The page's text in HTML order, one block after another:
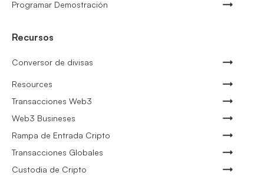
Programar Demostración
Recursos
Conversor de divisas
Resources
Transacciones Web3
Web3 Busineses
Rampa de Entrada Cripto
Transacciones Globales
Custodia de Cripto